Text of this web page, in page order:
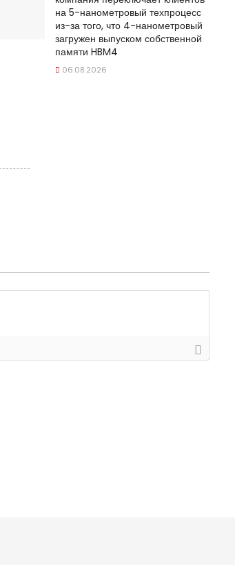
на 5-нанометровый техпроцесс
из-за того, что 4-нанометровый
загружен выпуском собственной
памяти HBM4
06.08.2026